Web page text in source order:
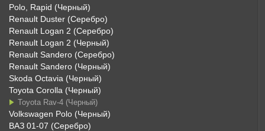
Polo, Rapid (Черный)
Renault Duster (Серебро)
Renault Logan 2 (Серебро)
Renault Logan 2 (Черный)
Renault Sandero (Серебро)
Renault Sandero (Черный)
Skoda Octavia (Черный)
Toyota Corolla (Черный)
Toyota Rav-4 (Черный)
Volkswagen Polo (Черный)
ВАЗ 01-07 (Серебро)